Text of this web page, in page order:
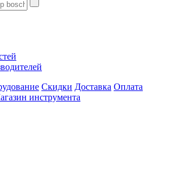
Скидки Доставка Оплата
инструмента